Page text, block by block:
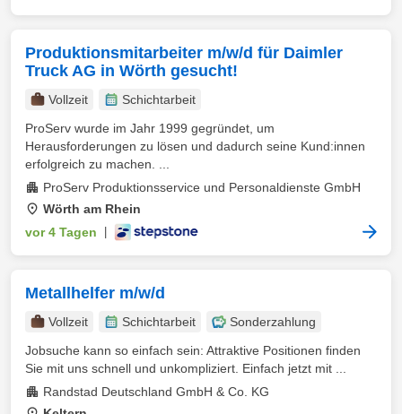
Produktionsmitarbeiter m/w/d für Daimler
Truck AG in Wörth gesucht!
Vollzeit
Schichtarbeit
ProServ wurde im Jahr 1999 gegründet, um
Herausforderungen zu lösen und dadurch seine Kund:innen
erfolgreich zu machen. ...
ProServ Produktionsservice und Personaldienste GmbH
Wörth am Rhein
vor 4 Tagen
Metallhelfer m/w/d
Vollzeit Schichtarbeit
Sonderzahlung
Jobsuche kann so einfach sein: Attraktive Positionen finden
Sie mit uns schnell und unkompliziert. Einfach jetzt mit ...
Randstad Deutschland GmbH & Co. KG